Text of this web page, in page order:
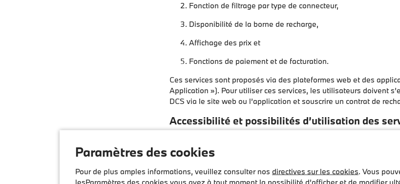
Fonction de filtrage par type de connecteur,
Disponibilité de la borne de recharge,
Affichage des prix et
Fonctions de paiement et de facturation.
Ces services sont proposés via des plateformes web et des
Application »). Pour utiliser ces services, les utilisateurs doivent
DCS via le site web ou l’application et souscrire un contrat de
Accessibilité et possibilités d’utilisation des
également être utilisés par les conducteurs à mobilité réduite ou
Nos sites Web et applications répondent, dans le cadre de
ses services et au regard du groupe cible, aux exigences en
Paramètres des cookies
Pour de plus amples informations, veuillez consulter nos directives sur les cookies. Vous
lesParamètres des cookies vous avez à tout moment la possibilité d’afficher et de modifier